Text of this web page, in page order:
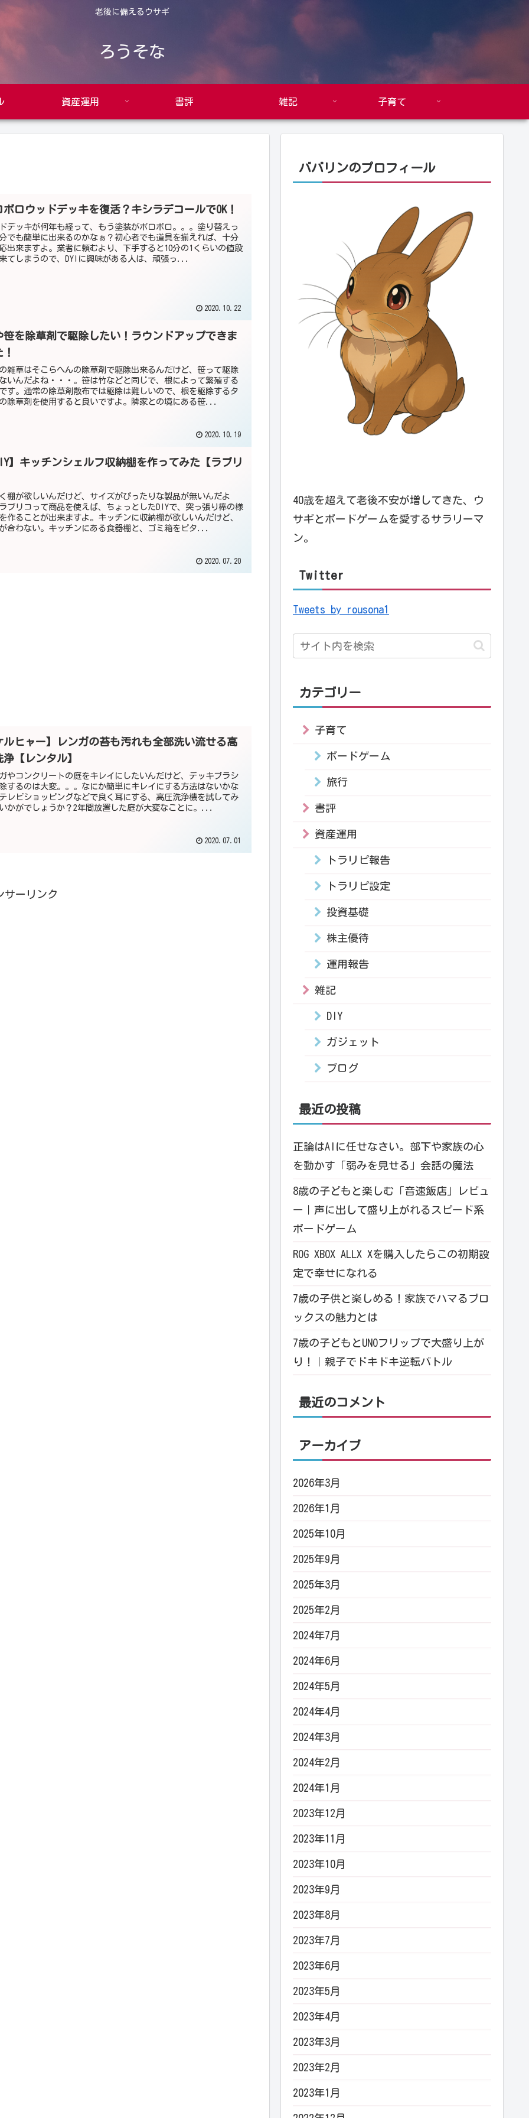
老後に備えるウサギ
ろうそな
資産運用 書評 雑記 子育て
ボロウッドデッキを復活？キシラデコールでOK！
デッキが何年も経って、もう塗装がボロボロ。。。塗り替えっ
でも簡単に出来るのかなぁ？初心者でも道具を揃えれば、十分
出来ますよ。業者に頼むより、下手すると10分の1くらいの値段
てしまうので、DYIに興味がある人は、頑張っ...
2020.10.22
笹を除草剤で駆除したい！ラウンドアップできま
雑草はそこらへんの除草剤で駆除出来るんだけど、笹って駆除
いんだよね・・・。笹は竹などと同じで、根によって繁殖する
す。通常の除草剤散布では駆除は難しいので、根を駆除するタ
除草剤を使用すると良いですよ。隣家との境にある笹...
2020.10.19
】キッチンシェルフ収納棚を作ってみた【ラブリ
棚が欲しいんだけど、サイズがぴったりな製品が無いんだよ
ブリコって商品を使えば、ちょっとしたDIYで、突っ張り棒の様
作ることが出来ますよ。キッチンに収納棚が欲しいんだけど、
合わない。キッチンにある食器棚と、ゴミ箱をピタ...
2020.07.20
ルヒャー】レンガの苔も汚れも全部洗い流せる高
浄【レンタル】
やコンクリートの庭をキレイにしたいんだけど、デッキブラシ
するのは大変。。。なにか簡単にキレイにする方法はないかな
レビショッピングなどで良く耳にする、高圧洗浄機を試してみ
かがでしょうか？2年間放置した庭が大変なことに。...
2020.07.01
サーリンク
ババリンのプロフィール
40歳を超えて老後不安が増してきた、ウ
サギとボードゲームを愛するサラリーマ
ン。
Twitter
Tweets by rousona1
カテゴリー
子育て
ボードゲーム
旅行
書評
資産運用
トラリピ報告
トラリピ設定
投資基礎
株主優待
運用報告
雑記
DIY
ガジェット
ブログ
最近の投稿
正論はAIに任せなさい。部下や家族の心
を動かす「弱みを見せる」会話の魔法
8歳の子どもと楽しむ「音速飯店」レビュ
ー｜声に出して盛り上がれるスピード系
ボードゲーム
ROG XBOX ALLX Xを購入したらこの初期設
定で幸せになれる
7歳の子供と楽しめる！家族でハマるブロ
ックスの魅力とは
7歳の子どもとUNOフリップで大盛り上が
り！｜親子でドキドキ逆転バトル
最近のコメント
アーカイブ
2026年3月
2026年1月
2025年10月
2025年9月
2025年3月
2025年2月
2024年7月
2024年6月
2024年5月
2024年4月
2024年3月
2024年2月
2024年1月
2023年12月
2023年11月
2023年10月
2023年9月
2023年8月
2023年7月
2023年6月
2023年5月
2023年4月
2023年3月
2023年2月
2023年1月